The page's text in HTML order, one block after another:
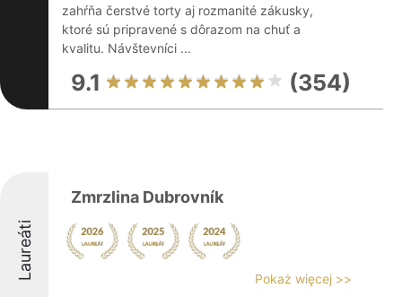
zahŕňa čerstvé torty aj rozmanité zákusky,
ktoré sú pripravené s dôrazom na chuť a
kvalitu. Návštevníci ...
9.1 (354)
Laureáti
Zmrzlina Dubrovník
Pokaż więcej >>